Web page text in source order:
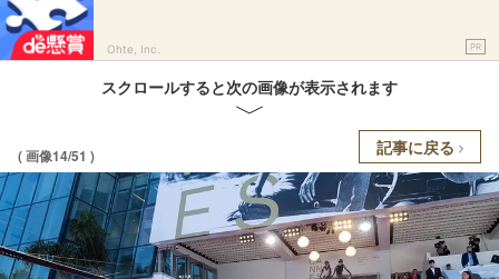
Ohte, Inc. PR
スクロールすると次の画像が表示されます
( 画像14/51 ) 記事に戻る